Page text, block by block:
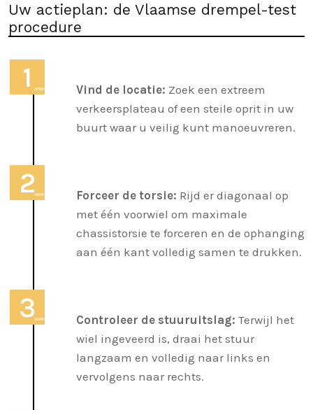
Uw actieplan: de Vlaamse drempel-test
procedure
Vind de locatie: Zoek een extreem
verkeersplateau of een steile oprit in uw
buurt waar u veilig kunt manoeuvreren.
Forceer de torsie: Rijd er diagonaal op
met één voorwiel om maximale
chassistorsie te forceren en de ophanging
aan één kant volledig samen te drukken.
Controleer de stuuruitslag: Terwijl het
wiel ingeveerd is, draai het stuur
langzaam en volledig naar links en
vervolgens naar rechts.